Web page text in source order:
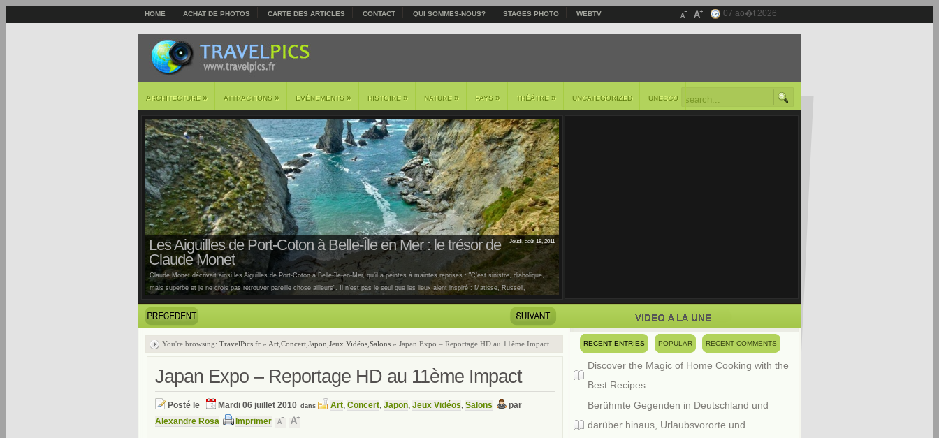
HOME ACHAT DE PHOTOS CARTE DES ARTICLES CONTACT QUI SOMMES-NOUS? STAGES PHOTO WEBTV 07 ao�t 2026
ARCHITECTURE » ATTRACTIONS » EVÈNEMENTS » HISTOIRE » NATURE » PAYS » THÉÂTRE » UNCATEGORIZED UNESCO
Jeudi, août 18, 2011
Les Aiguilles de Port-Coton à Belle-Île en Mer : le trésor de
Claude Monet
Claude Monet décrivait ainsi les Aiguilles de Port-Coton à Belle-île-en-Mer, qu’il a peintes à maintes reprises : "C’est sinistre, diabolique,
mais superbe et je ne crois pas retrouver pareille chose ailleurs". Il n’est pas le seul que les lieux aient inspiré : Matisse, Russell,
You're browsing: TravelPics.fr » Art Concert Japon Jeux Vidéos Salons » Japan Expo – Reportage HD au 11ème Impact
Japan Expo – Reportage HD au 11ème Impact
Posté le Mardi 06 juillet 2010 dans Art, Concert, Japon, Jeux Vidéos, Salons
par
Alexandre Rosa
Imprimer
RECENT ENTRIES POPULAR RECENT COMMENTS
Discover the Magic of Home Cooking with the
Best Recipes
Berühmte Gegenden in Deutschland und
darüber hinaus, Urlaubsvororte und